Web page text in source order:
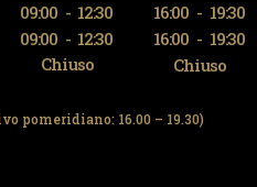
09:00 - 12:30 16:00 - 19:30
09:00 - 12:30 16:00 - 19:30
Chiuso Chiuso
pomeridiano: 16.00 – 19.30)